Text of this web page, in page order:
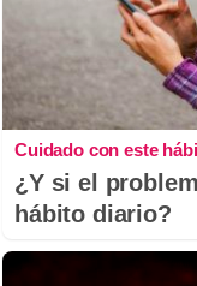
Cuidado con este
¿Y si el
hábito diario?